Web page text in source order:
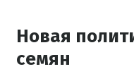
Новая
семян